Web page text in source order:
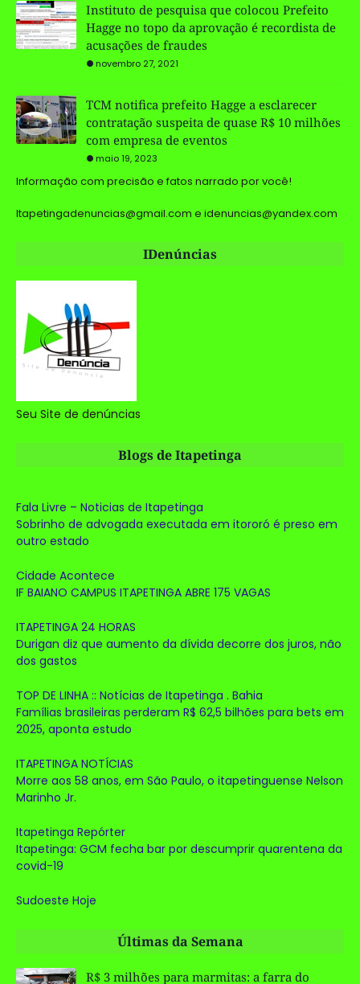
Instituto de pesquisa que colocou Prefeito
Hagge no topo da aprovação é recordista de
acusações de fraudes
novembro 27, 2021
TCM notifica prefeito Hagge a esclarecer
contratação suspeita de quase R$ 10 milhões
com empresa de eventos
maio 19, 2023
Informação com precisão e fatos narrado por você!
Itapetingadenuncias@gmail.com e idenuncias@yandex.com
IDenúncias
Seu Site de denúncias
Blogs de Itapetinga
Fala Livre – Noticias de Itapetinga
Sobrinho de advogada executada em itororó é preso em
outro estado
Cidade Acontece
IF BAIANO CAMPUS ITAPETINGA ABRE 175 VAGAS
ITAPETINGA 24 HORAS
Durigan diz que aumento da dívida decorre dos juros, não
dos gastos
TOP DE LINHA :: Notícias de Itapetinga . Bahia
Famílias brasileiras perderam R$ 62,5 bilhões para bets em
2025, aponta estudo
ITAPETINGA NOTÍCIAS
Morre aos 58 anos, em São Paulo, o itapetinguense Nelson
Marinho Jr.
Itapetinga Repórter
Itapetinga: GCM fecha bar por descumprir quarentena da
covid-19
Sudoeste Hoje
Últimas da Semana
R$ 3 milhões para marmitas: a farra do